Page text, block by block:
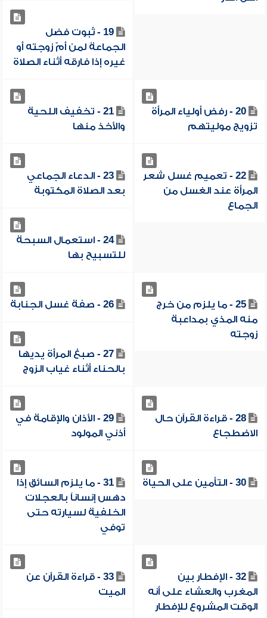
19 - ثبوت فضل
الجماعة لمن أمّ زوجته أو
غيره إذا فارقه أثناء الصلاة
20 - رفض أولياء المرأة
تزويج موليتهم
21 - تخفيف اللحية
والأخذ منها
22 - تعميم غسل شعر
المرأة عند الغسل من
الجماع
23 - الدعاء الجماعي
بعد الصلاة المكتوبة
24 - استعمال السبحة
للتسبيح بها
25 - ما يلزم من خرج
منه المذي بمداعبة
زوجته
26 - صفة غسل الجنابة
27 - صبغ المرأة يديها
بالحناء أثناء غياب الزوج
28 - قراءة القرآن حال
الاضطجاع
29 - الأذان والإقامة في
أذني المولود
30 - التأمين على الحياة
31 - ما يلزم السائق إذا
دهس إنساناً بالعجلات
الخلفية لسيارته حتى
توفي
32 - الإفطار بين
المغرب والعشاء على أنه
الوقت المشروع للإفطار
33 - قراءة القرآن عن
الميت